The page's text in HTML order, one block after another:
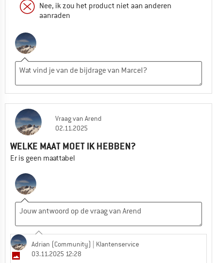
Nee, ik zou het product niet aan anderen
aanraden
Vraagvan Arend
02.11.2025
WELKE MAAT MOET IK HEBBEN?
Er is geen maattabel
Adrian (Community)
| Klantenservice
03.11.2025 12:28